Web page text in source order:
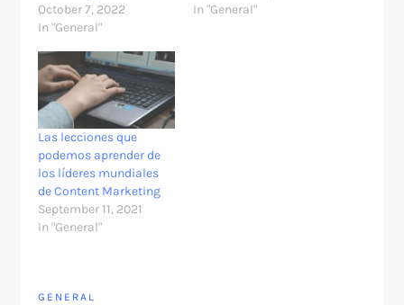
October 7, 2022
In "General"
In "General"
Las lecciones que
podemos aprender de
los líderes mundiales
de Content Marketing
September 11, 2021
In "General"
GENERAL